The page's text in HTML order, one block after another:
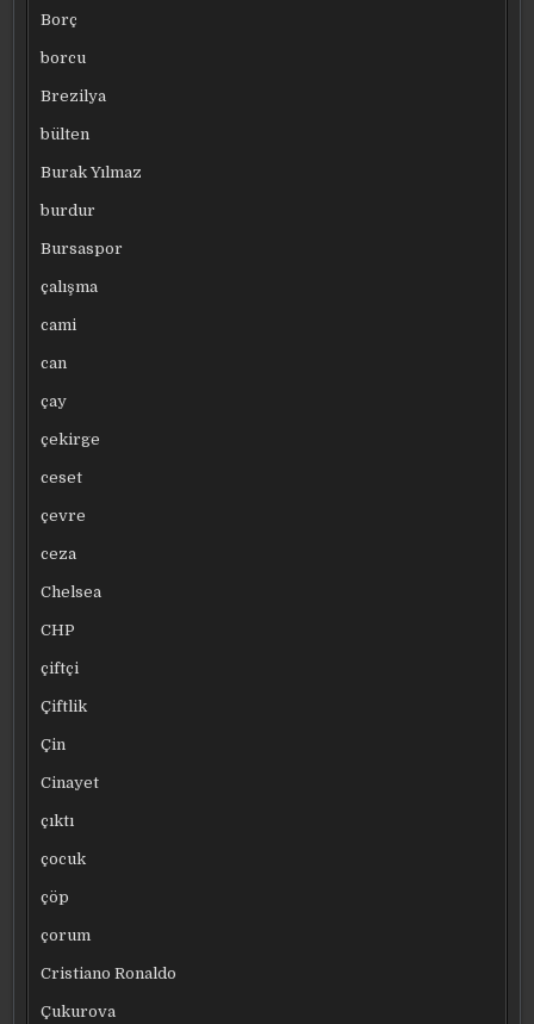
Borç
borcu
Brezilya
bülten
Burak Yılmaz
burdur
Bursaspor
çalışma
cami
can
çay
çekirge
ceset
çevre
ceza
Chelsea
CHP
çiftçi
Çiftlik
Çin
Cinayet
çıktı
çocuk
çöp
çorum
Cristiano Ronaldo
Çukurova